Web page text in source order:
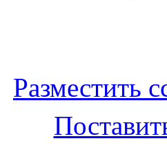
Разместить